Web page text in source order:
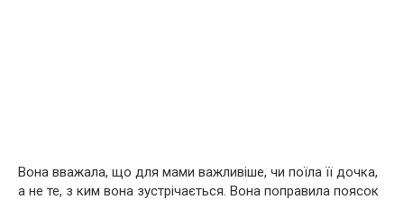
Вона вважала, що для мами важливіше, чи поїла її дочка,
а не те, з ким вона зустрічається. Вона поправила поясок